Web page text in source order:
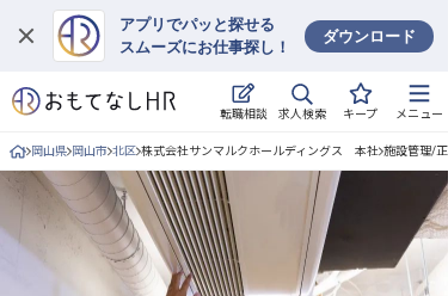
アプリでパッと探せる
スムーズにお仕事探し！
ダウンロード
転職相談 求人検索 キープ メニュー
ログイン
求人・施設を探す
キープした求人
就職・転職 合同説明会
岡山県 岡山市 北区 株式会社サンマルクホールディングス 本社 施設管理/正